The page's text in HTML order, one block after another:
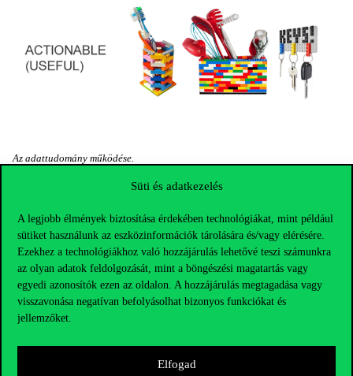
Süti és adatkezelés
A legjobb élmények biztosítása érdekében technológiákat, mint például
sütiket használunk az eszközinformációk tárolására és/vagy elérésére.
Ezekhez a technológiákhoz való hozzájárulás lehetővé teszi számunkra
az olyan adatok feldolgozását, mint a böngészési magatartás vagy
egyedi azonosítók ezen az oldalon. A hozzájárulás megtagadása vagy
visszavonása negatívan befolyásolhat bizonyos funkciókat és
jellemzőket.
Elfogad
Az adattudomány működése.
A kutatók külön megvizsgálták azt is, hogyan alakul a modellek
kiugró) adatokat is tartalmaznak, és hogyan alakul ezek nélkül (a
normál működés alatt). Az eredmény: a normál működést tudta a
legnagyobb százalékban előre jelezni a modell. A
továbbfejlesztések eredményeképp végül sikerült egy outliereket
is jól kezelő változatot leprogramozniuk, így már a valós, teljes
adatsoron is megbízhatóan jelezte előre a modell az átállási időket.
E modell legfontosabb változói:
munkatapasztalat, tehát aki az átállást végzi, ő hány éve